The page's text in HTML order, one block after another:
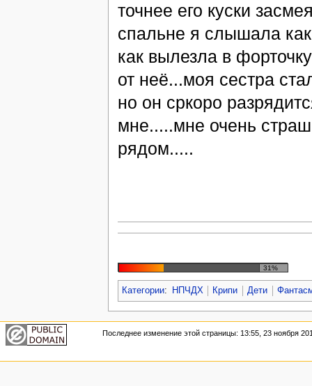
точнее его куски
спальне я слышала
как вылезла в
от неё...моя сестра
но он сркоро
мне.....мне очень
рядом.....
31%
Категории: НПЧДХ Крипи Дети
Последнее изменение этой страницы: 13:55, 23 ноября